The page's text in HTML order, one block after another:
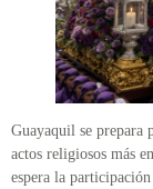
Guayaquil se prepara
actos religiosos más
espera la